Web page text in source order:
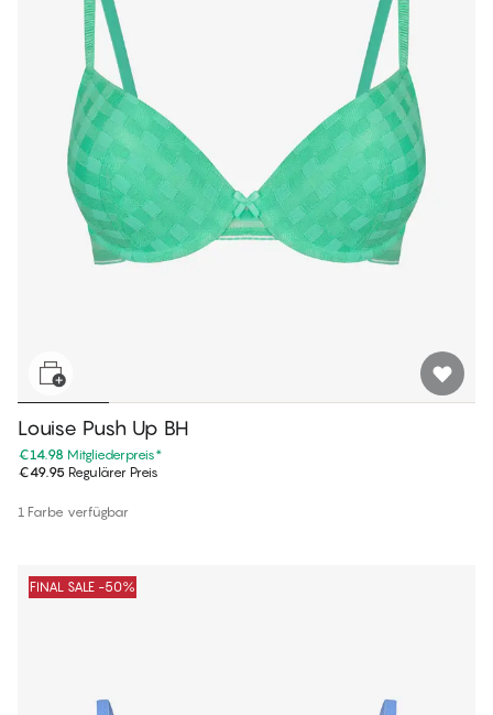
Louise Push Up BH
€14.98 Mitgliederpreis*
€49.95 Regulärer Preis
1 Farbe verfügbar
FINAL SALE -50%